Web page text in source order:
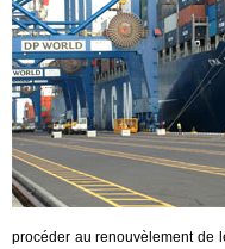
procéder au renouvèlement de